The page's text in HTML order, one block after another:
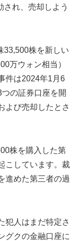
れ、売却しよう
33,500株を新しい
万ウォン相当）
件は2024年1月6
の証券口座を開
よび売却したとさ
株を購入した第
こしています。裁
進めた第三者の過
犯人はまだ特定さ
グクの金融口座に